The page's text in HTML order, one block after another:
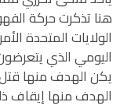
الولايات المتحدة
اليومي الذي
يكن الهدف منها
الهدف منها إيقاف